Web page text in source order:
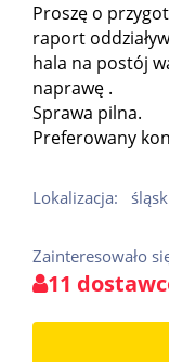
Proszę o
raport
hala na postój
naprawę .
Sprawa pilna.
Preferowany
Lokalizacja:
Zainteresowało
11